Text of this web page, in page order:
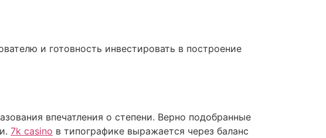
и готовность инвестировать в построение
впечатления о степени. Верно подобранные
7k casino в типографике выражается через баланс